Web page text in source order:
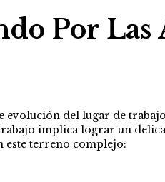
Por
evolución del lugar de
implica lograr un
este terreno complejo: